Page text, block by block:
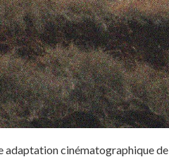
adaptation cinématographique de